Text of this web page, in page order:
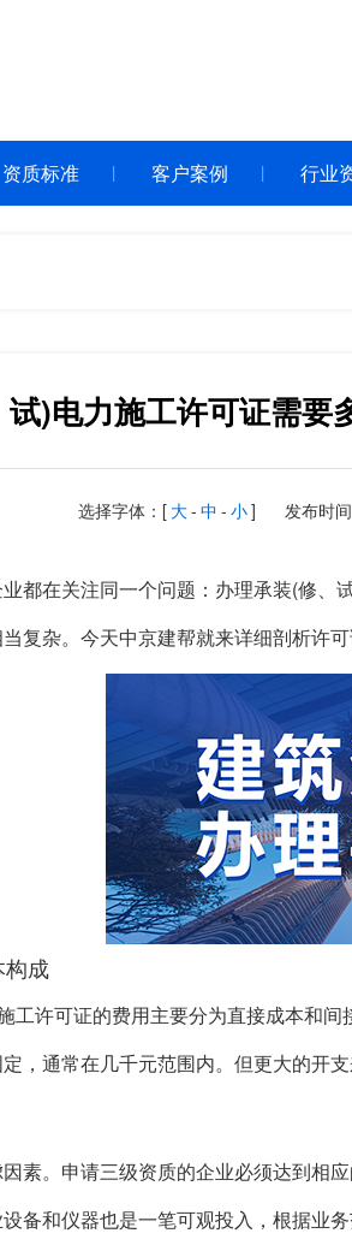
资质标准 客户案例 行业
)电力施工许可证需要
选择字体：[ 大- 中 - 小] 发布时
都在关注同一个问题：办理承装(修
复杂。今天中京建帮就来详细剖析许
构成
工许可证的费用主要分为直接成本和
，通常在几千元范围内。但更大的开
素。申请三级资质的企业必须达到相
备和仪器也是一笔可观投入，根据业